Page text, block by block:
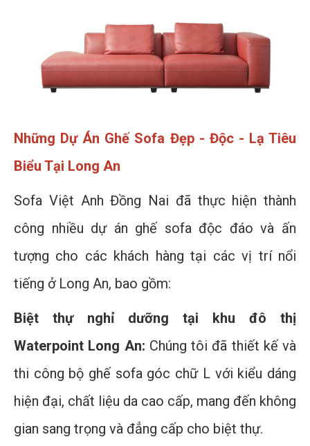
Những Dự Án Ghế Sofa Đẹp - Độc - Lạ Tiêu
Biểu Tại Long An
Sofa Việt Anh Đồng Nai đã thực hiện thành
công nhiều dự án ghế sofa độc đáo và ấn
tượng cho các khách hàng tại các vị trí nổi
tiếng ở Long An, bao gồm:
Biệt thự nghỉ dưỡng tại khu đô thị
Waterpoint Long An: Chúng tôi đã thiết kế và
thi công bộ ghế sofa góc chữ L với kiểu dáng
hiện đại, chất liệu da cao cấp, mang đến không
gian sang trọng và đẳng cấp cho biệt thự.